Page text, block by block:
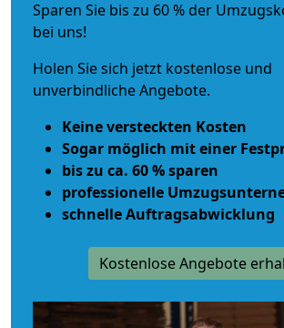
Sparen Sie bis zu 60 % der
bei uns!
Holen Sie sich jetzt kostenlose und
unverbindliche Angebote.
Keine versteckten Kosten
Sogar möglich mit einer
bis zu ca. 60 % sparen
professionelle
schnelle Auftragsabwicklung
Kostenlose Angebote